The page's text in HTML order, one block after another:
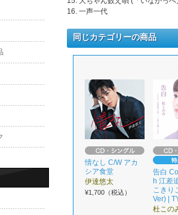
16. 一声一代
同じカテゴリーの商品
情なし C/W アカ
シア食堂
伊達悠太
¥1,700（税込）
告白
h 江差
こきり
Ver) |
杜この